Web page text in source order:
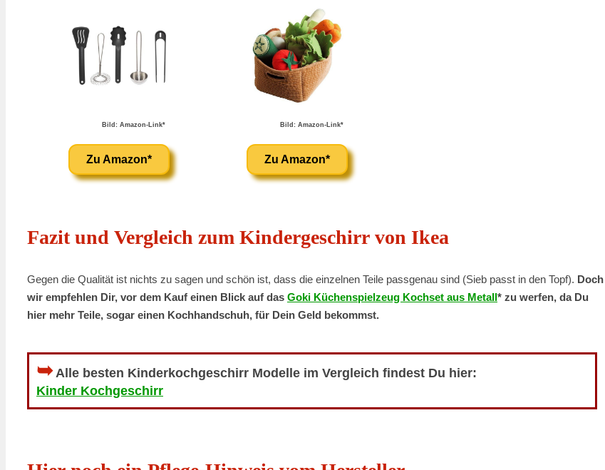
Bild: Amazon-Link*
Zu Amazon*
Bild: Amazon-Link*
Zu Amazon*
Fazit und Vergleich zum Kindergeschirr von Ikea
Gegen die Qualität ist nichts zu sagen und schön ist, dass die einzelnen Teile passgenau sind (Sieb passt in den Topf). Doch
wir empfehlen Dir, vor dem Kauf einen Blick auf das Goki Küchenspielzeug Kochset aus Metall* zu werfen, da Du
hier mehr Teile, sogar einen Kochhandschuh, für Dein Geld bekommst.
➥ Alle besten Kinderkochgeschirr Modelle im Vergleich findest Du hier:
Kinder Kochgeschirr